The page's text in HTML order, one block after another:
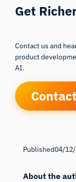
Get
Contact us and
product
AI.
Contact
Published04/
About the